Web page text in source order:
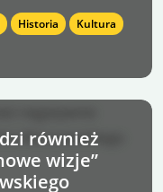
Historia Kultura
również
wizje”